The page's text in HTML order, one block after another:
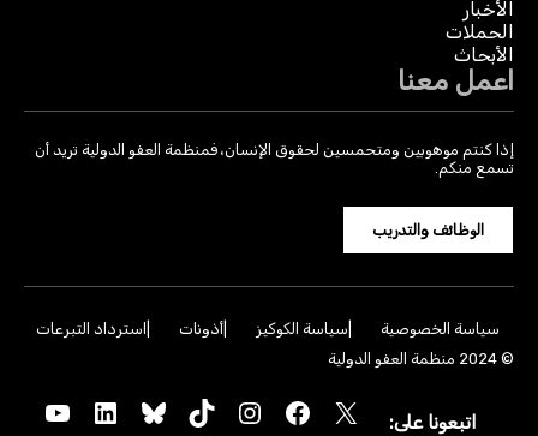
الأخبار
الحملات
الأبحاث
اعمل معنا
إذا كنتم موهوبين ومتحمسين لحقوق الإنسان، فمنظمة العفو الدولية تريد أن
تسمع منكم.
الوظائف والتدريب
سياسة الخصوصية سياسة الكوكيز أذونات
استرداد التبرعات
© 2024 منظمة العفو الدولية
اتبعونا على: X
Facebook
Instagram
TikTok
Bluesky
LinkedIn
YouTube